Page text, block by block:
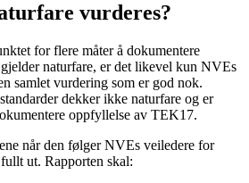
vurderes?
for flere måter å dokumentere
naturfare, er det likevel kun NVEs
samlet vurdering som er god nok.
dekker ikke naturfare og er
oppfyllelse av TEK17.
når den følger NVEs veiledere for
ut. Rapporten skal: